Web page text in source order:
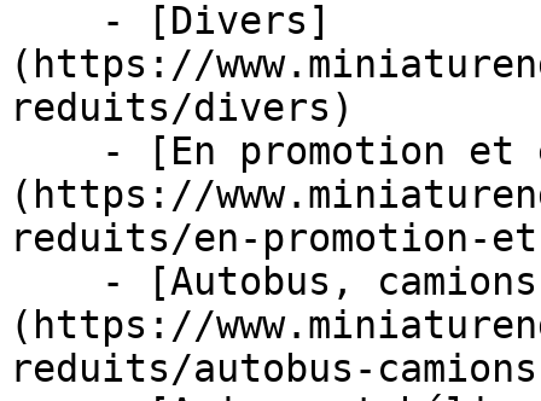
(https://
reduits/divers)
(https://
reduits/en-promotion-
(https://
reduits/autobus-